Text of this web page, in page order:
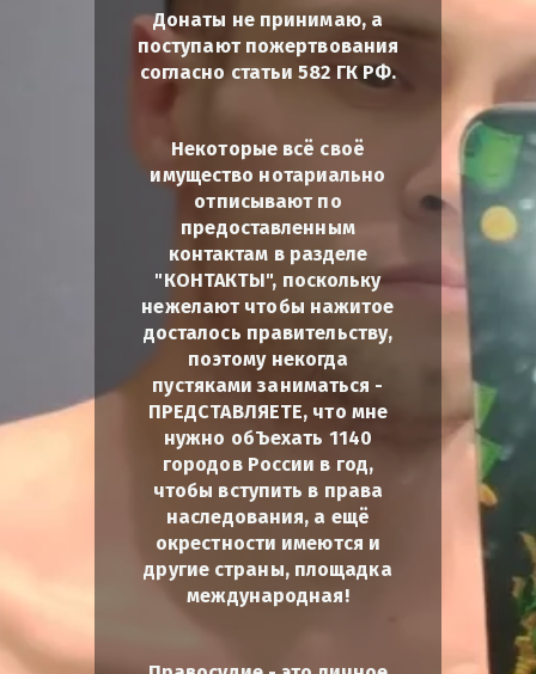
Донаты не принимаю, а
поступают пожертвования
согласно статьи 582 ГК РФ.
Некоторые всё своё
имущество нотариально
отписывают по
предоставленным
контактам в разделе
"КОНТАКТЫ", поскольку
нежелают чтобы нажитое
досталось правительству,
поэтому некогда
пустяками заниматься -
ПРЕДСТАВЛЯЕТЕ, что мне
нужно обЪехать 1140
городов России в год,
чтобы вступить в права
наследования, а ещё
окрестности имеются и
другие страны, площадка
международная!